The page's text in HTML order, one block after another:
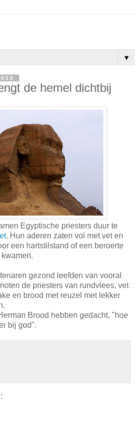
▼
de hemel dichtbij
Egyptische priesters duur te
. Hun aderen zaten vol met vet en
een hartstilstand of een beroerte
gezond leefden van vooral
de priesters van rundvlees, vet
en brood met reuzel met lekker
Brood hebben gedacht, "hoe
bij god".